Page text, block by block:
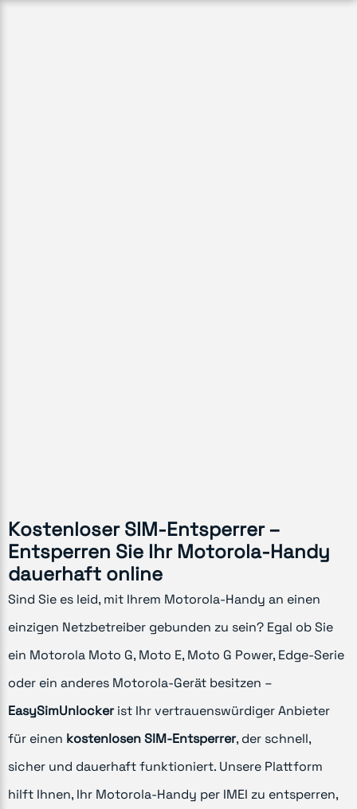
Kostenloser SIM-Entsperrer –
Entsperren Sie Ihr Motorola-Handy
dauerhaft online
Sind Sie es leid, mit Ihrem Motorola-Handy an einen
einzigen Netzbetreiber gebunden zu sein? Egal ob Sie
ein Motorola Moto G, Moto E, Moto G Power, Edge-Serie
oder ein anderes Motorola-Gerät besitzen –
EasySimUnlockerist Ihr vertrauenswürdiger Anbieter
für einen kostenlosen SIM-Entsperrer, der schnell,
sicher und dauerhaft funktioniert. Unsere Plattform
hilft Ihnen, Ihr Motorola-Handy per IMEI zu entsperren,